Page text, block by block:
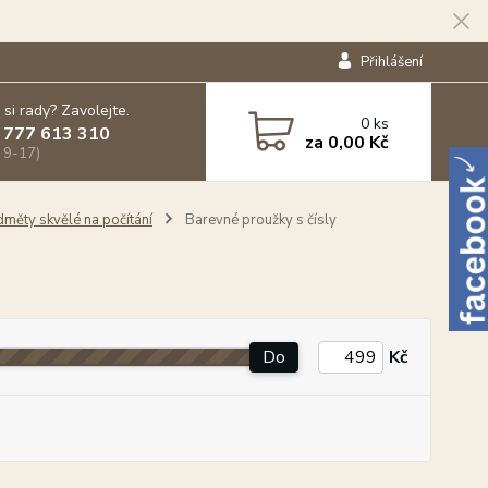
Přihlášení
rady? Zavolejte.
613 310
9-17)
0ks
za 0,00 Kč
skvělé na počítání Barevné proužky s čísly
Do Kč